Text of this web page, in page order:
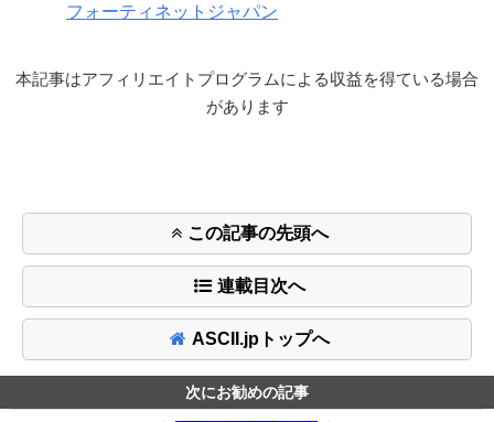
フォーティネットジャパン
本記事はアフィリエイトプログラムによる収益を得ている場合
があります
この記事の先頭へ
連載目次へ
ASCII.jpトップへ
次にお勧めの記事